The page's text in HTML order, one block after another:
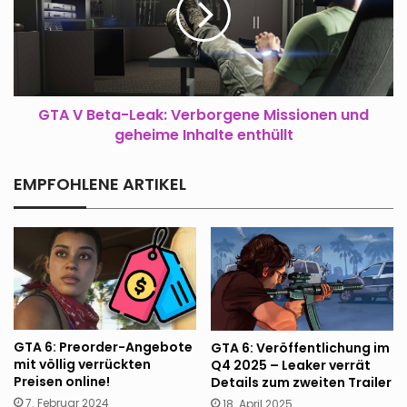
Verborgene
Missionen
GTA V Beta-Leak: Verborgene Missionen und
geheime Inhalte enthüllt
EMPFOHLENE ARTIKEL
GTA 6: Preorder-Angebote
mit völlig verrückten
Preisen online!
7. Februar 2024
GTA 6: Veröffentlichung im
Q4 2025 – Leaker verrät
Details zum zweiten Trailer
18. April 2025